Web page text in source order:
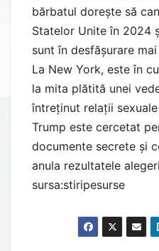
bărbatul dorește să
Statelor Unite în 2024
sunt în desfășurare
La New York, este în
la mita plătită unei
întreținut relații
Trump este cercetat
documente secrete și
anula rezultatele
sursa:stiripesurse